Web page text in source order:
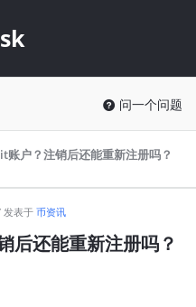
问一个问题
账户？注销后还能重新注册吗？
发表于 币资讯
后还能重新注册吗？